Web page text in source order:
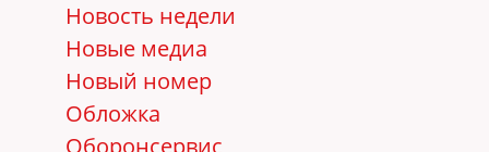
Новость недели
Новые медиа
Новый номер
Обложка
Оборонсервис